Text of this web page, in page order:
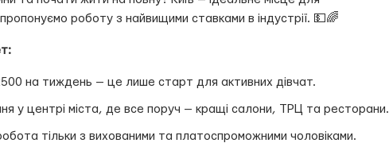
роботу з найвищими ставками в індустрії. 💵🌈
на тиждень — це лише старт для активних дівчат.
у центрі міста, де все поруч — кращі салони, ТРЦ та ресторани.
тільки з вихованими та платоспроможними чоловіками.